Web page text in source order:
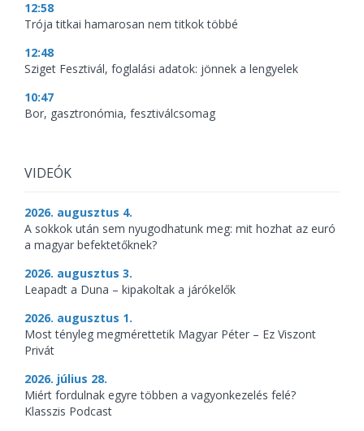
12:58
Trója titkai hamarosan nem titkok többé
12:48
Sziget Fesztivál, foglalási adatok: jönnek a lengyelek
10:47
Bor, gasztronómia, fesztiválcsomag
VIDEÓK
2026. augusztus 4.
A sokkok után sem nyugodhatunk meg: mit hozhat az euró
a magyar befektetőknek?
2026. augusztus 3.
Leapadt a Duna – kipakoltak a járókelők
2026. augusztus 1.
Most tényleg megmérettetik Magyar Péter – Ez Viszont
Privát
2026. július 28.
Miért fordulnak egyre többen a vagyonkezelés felé?
Klasszis Podcast